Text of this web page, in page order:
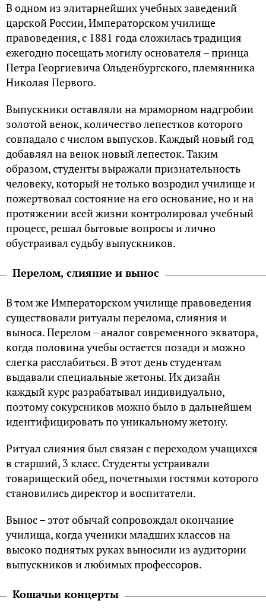
В одном из элитарнейших учебных заведений
царской России, Императорском училище
правоведения, с 1881 года сложилась традиция
ежегодно посещать могилу основателя – принца
Петра Георгиевича Ольденбургского, племянника
Николая Первого.
Выпускники оставляли на мраморном надгробии
золотой венок, количество лепестков которого
совпадало с числом выпусков. Каждый новый год
добавлял на венок новый лепесток. Таким
образом, студенты выражали признательность
человеку, который не только возродил училище и
пожертвовал состояние на его основание, но и на
протяжении всей жизни контролировал учебный
процесс, решал бытовые вопросы и лично
обустраивал судьбу выпускников.
Перелом, слияние и вынос
В том же Императорском училище правоведения
существовали ритуалы перелома, слияния и
выноса. Перелом – аналог современного экватора,
когда половина учебы остается позади и можно
слегка расслабиться. В этот день студентам
выдавали специальные жетоны. Их дизайн
каждый курс разрабатывал индивидуально,
поэтому сокурсников можно было в дальнейшем
идентифицировать по уникальному жетону.
Ритуал слияния был связан с переходом учащихся
в старший, 3 класс. Студенты устраивали
товарищеский обед, почетными гостями которого
становились директор и воспитатели.
Вынос – этот обычай сопровождал окончание
училища, когда ученики младших классов на
высоко поднятых руках выносили из аудитории
выпускников и любимых профессоров.
Кошачьи концерты